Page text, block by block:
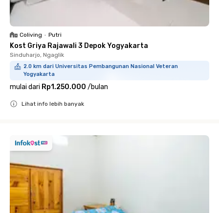
Coliving • Putri
Kost Griya Rajawali 3 Depok Yogyakarta
Sinduharjo, Ngaglik
2.0 km dari Universitas Pembangunan Nasional Veteran
Yogyakarta
mulai dari Rp1.250.000 /bulan
Lihat info lebih banyak